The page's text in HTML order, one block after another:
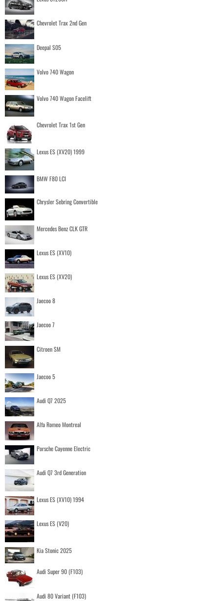
Chevrolet Trax 2nd Gen
Deepal S05
Volvo 740 Wagon
Volvo 740 Wagon Facelift
Chevrolet Trax 1st Gen
Lexus ES (XV20) 1999
BMW F80 LCI
Chrysler Sebring Convertible
Mercedes Benz CLK GTR
Lexus ES (XV10)
Lexus ES (XV20)
Jaecoo 8
Jaecoo 7
Citroen SM
Jaecoo 5
Audi Q7 2025
Alfa Romeo Montreal
Porsche Cayenne Electric
Audi Q7 3rd Generation
Lexus ES (XV10) 1994
Lexus ES (V20)
Kia Stonic 2025
Audi Super 90 (F103)
Audi 80 Variant (F103)